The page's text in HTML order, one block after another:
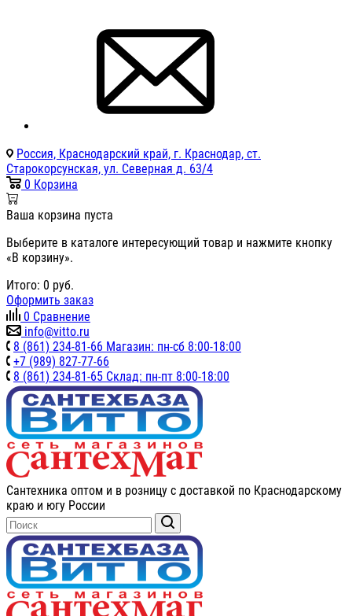
Россия, Краснодарский край, г. Краснодар, ст.
Старокорсунская, ул. Северная д. 63/4
0 Корзина
Ваша корзина пуста
Выберите в каталоге интересующий товар и нажмите кнопку
«В корзину».
Итого: 0 руб.
Оформить заказ
0 Сравнение
info@vitto.ru
8 (861) 234-81-66 Магазин: пн-сб 8:00-18:00
+7 (989) 827-77-66
8 (861) 234-81-65 Склад: пн-пт 8:00-18:00
Сантехника оптом и в розницу с доставкой по Краснодарскому
краю и югу России